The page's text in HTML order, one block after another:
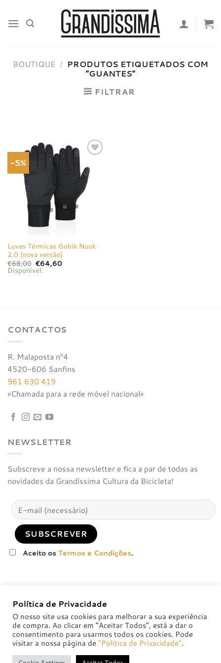
content
BOUTIQUE / PRODUTOS ETIQUETADOS COM
“GUANTES”
FILTRAR
-5%
Adicionar
à lista de
desejos
Luvas Térmicas Gobik Nuuk
2.0 (nova versão)
€68,00 O
preço
original
€64,60O
Disponível.
CONTACTOS
R. Malaposta nº4
4520-606 Sanfins
961 630 419
«Chamada para a rede móvel nacional»
NEWSLETTER
Subscreve a nossa newsletter e fica a par de todas as
novidades da Grandíssima Cultura da Bicicleta!
Aceito osTermos e Condições.
POLÍTICAS DE TROCA E DEVOLUÇÃO
Política de Privacidade
O nosso site usa cookies para melhorar a sua experiência
de compra. Ao clicar em “Aceitar Todos”, está a dar o
consentimento para usarmos todos os cookies. Pode
visitar a nossa página de"Politica de Privacidade".